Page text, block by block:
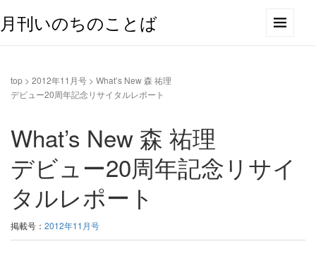
月刊いのちのことば
top > 2012年11月号 > What’s New 森 祐理
デビュー20周年記念リサイタルレポート
What’s New 森 祐理
デビュー20周年記念リサイ
タルレポート
掲載号： 2012年11月号